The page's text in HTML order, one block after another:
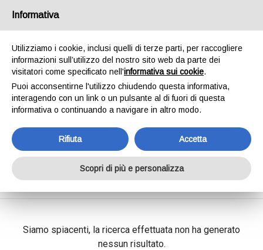
SPEDIAMO IN 24/48H - SPEDIZIONI GRATUITE
INVIA MESSAGGIO
Shop Online
Home
Siamo spiacenti, la ricerca effettuata non ha generato
nessun risultato.
Informativa
Utilizziamo i cookie, inclusi quelli di terze parti, per raccogliere
informazioni sull’utilizzo del nostro sito web da parte dei
visitatori come specificato nell'informativa sui cookie.
Puoi acconsentirne l'utilizzo chiudendo questa informativa,
interagendo con un link o un pulsante al di fuori di questa
informativa o continuando a navigare in altro modo.
Rifiuta Accetta
Scopri di più e personalizza